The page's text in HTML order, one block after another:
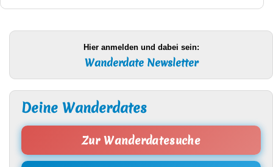
Hier anmelden und dabei sein:
Wanderdate Newsletter
Deine Wanderdates
Zur Wanderdatesuche